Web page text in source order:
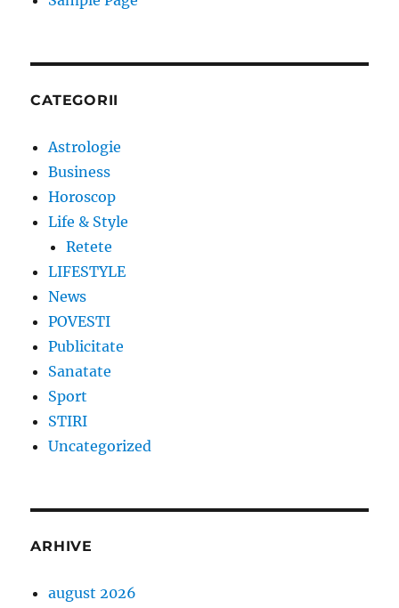
CATEGORII
Astrologie
Business
Horoscop
Life & Style
Retete
LIFESTYLE
News
POVESTI
Publicitate
Sanatate
Sport
STIRI
Uncategorized
ARHIVE
august 2026